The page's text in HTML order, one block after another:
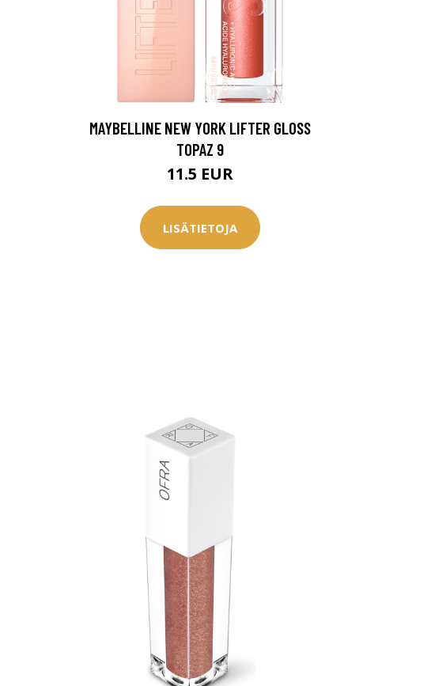
MAYBELLINE NEW YORK LIFTER GLOSS
TOPAZ 9
11.5 EUR
LISÄTIETOJA